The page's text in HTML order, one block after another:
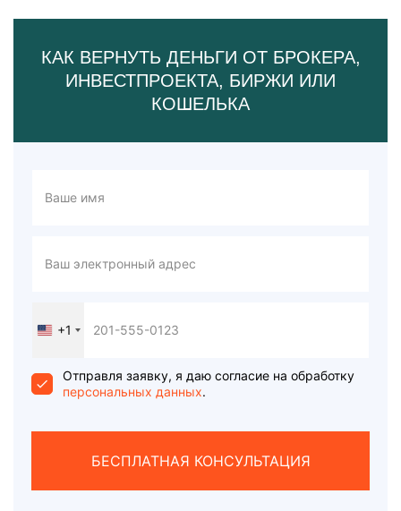
КАК ВЕРНУТЬ ДЕНЬГИ ОТ БРОКЕРА,
ИНВЕСТПРОЕКТА, БИРЖИ ИЛИ
КОШЕЛЬКА
United
+1
+1
Отправля заявку, я даю согласие на обработку
персональных данных.
БЕСПЛАТНАЯ КОНСУЛЬТАЦИЯ